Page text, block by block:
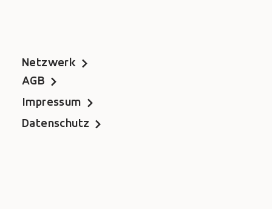
Netzwerk
AGB
Impressum
Datenschutz